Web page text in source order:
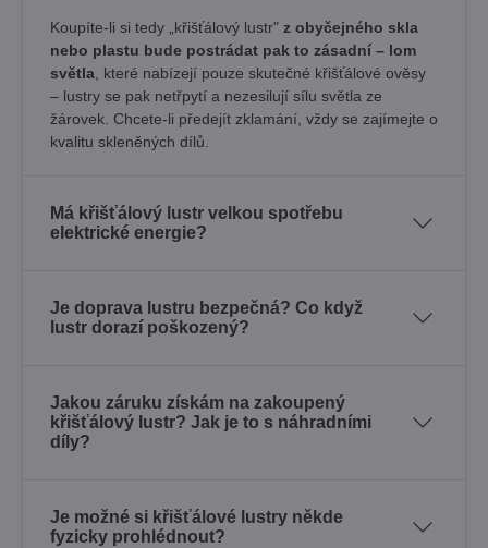
Koupíte-li si tedy „křišťálový lustr" z obyčejného skla
nebo plastu bude postrádat pak to zásadní – lom
světla , které nabízejí pouze skutečné křišťálové ověsy
– lustry se pak netřpytí a nezesilují sílu světla ze
žárovek. Chcete-li předejít zklamání, vždy se zajímejte o
kvalitu skleněných dílů.
Má křišťálový lustr velkou spotřebu
elektrické energie?
Je doprava lustru bezpečná? Co když
lustr dorazí poškozený?
Jakou záruku získám na zakoupený
křišťálový lustr? Jak je to s náhradními
díly?
Je možné si křišťálové lustry někde
fyzicky prohlédnout?